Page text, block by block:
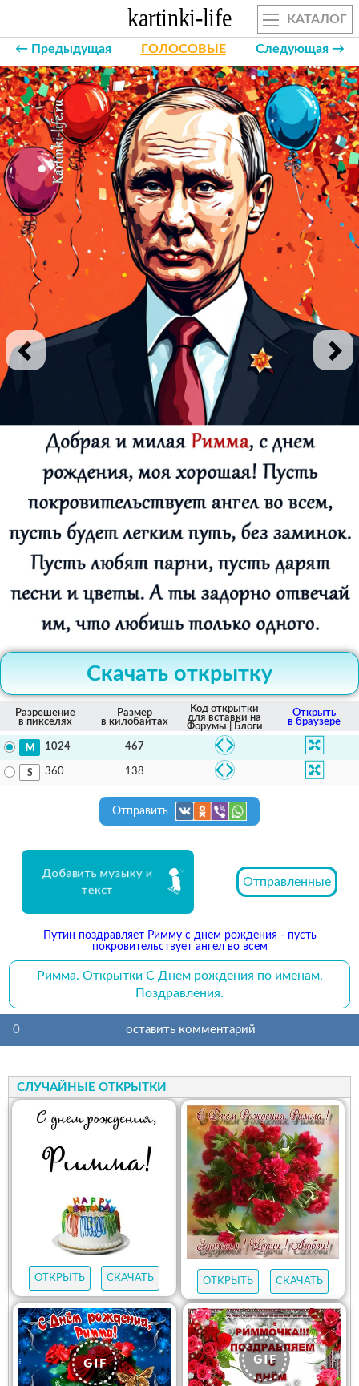
КАТАЛОГ
← Предыдущая ГОЛОСОВЫЕ Следующая →
Скачать открытку
Разрешение
в пикселях
Размер
в килобайтах
Код открытки
для вставки на
Форумы | Блоги
Открыть
в браузере
1024 467
360 138
Отправить
Добавить музыку и
текст
Отправленные
Путин поздравляет Римму с днем рождения - пусть
покровительствует ангел во всем
Римма. Открытки С Днем рождения по именам.
Поздравления.
0 оставить комментарий
СЛУЧАЙНЫЕ ОТКРЫТКИ
ОТКРЫТЬ СКАЧАТЬ ОТКРЫТЬ СКАЧАТЬ